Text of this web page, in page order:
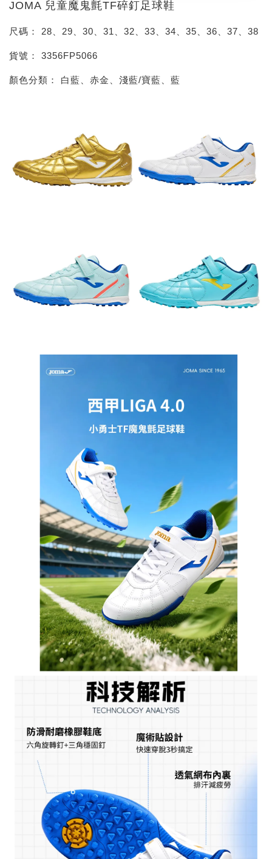
JOMA 兒童魔鬼氈TF碎釘足球鞋
尺碼： 28、29、30、31、32、33、34、35、36、37、38
貨號： 3356FP5066
顏色分類： 白藍、赤金、淺藍/寶藍、藍